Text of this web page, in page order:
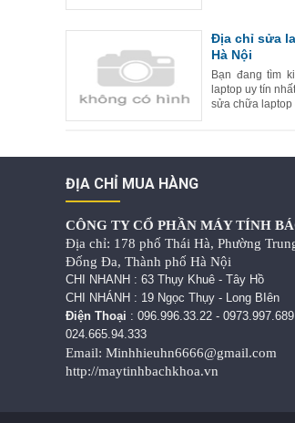
Trần Anh được
Địa chỉ sửa
Hà Nội
Bạn đang tìm
laptop uy tín
sửa chữa laptop
ĐỊA CHỈ MUA HÀNG
CÔNG TY CỔ PHẦN MÁY TÍNH
Địa chỉ: 178 phố Thái Hà, Phường
Đống Đa, Thành phố Hà Nội
CHI NHANH : 63 Thụy Khuê - Tây Hồ
CHI NHÁNH : 19 Ngọc Thụy - Long BIên
Điện Thoại : 096.996.33.22 - 0973.997.689
024.665.94.333
Email: Minhhieuhn6666@gmail.com
http://maytinhbachkhoa.vn